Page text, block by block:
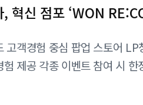
혁신 점포 ‘WON
고객경험 중심 팝업 스토어
제공 각종 이벤트 참여 시